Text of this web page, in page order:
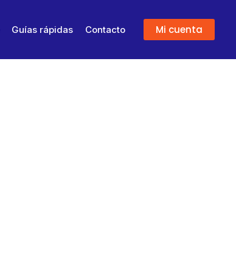
Guías rápidas Contacto Mi cuenta